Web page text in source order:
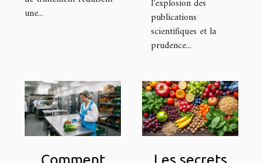
une...
l’explosion des
publications
scientifiques et la
prudence...
Comment Les secrets